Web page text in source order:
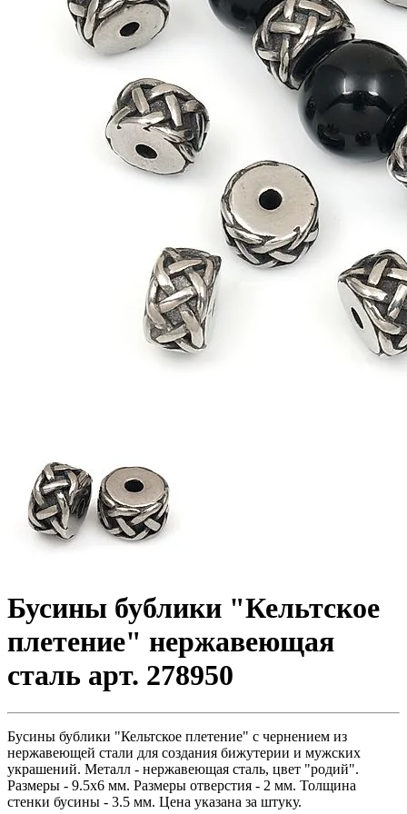
Бусины бублики "Кельтское
плетение" нержавеющая
сталь арт. 278950
Бусины бублики "Кельтское плетение" с чернением из
нержавеющей стали для создания бижутерии и мужских
украшений. Металл - нержавеющая сталь, цвет "родий".
Размеры - 9.5х6 мм. Размеры отверстия - 2 мм. Толщина
стенки бусины - 3.5 мм. Цена указана за штуку.